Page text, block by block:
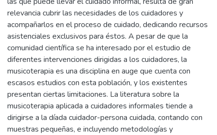
relevancia cubrir las necesidades de los cuidadores y
acompañarlos en el proceso de cuidado, dedicando recursos
asistenciales exclusivos para éstos. A pesar de que la
comunidad científica se ha interesado por el estudio de
diferentes intervenciones dirigidas a los cuidadores, la
musicoterapia es una disciplina en auge que cuenta con
escasos estudios con esta población, y los existentes
presentan ciertas limitaciones. La literatura sobre la
musicoterapia aplicada a cuidadores informales tiende a
dirigirse a la díada cuidador-persona cuidada, contando con
muestras pequeñas, e incluyendo metodologías y